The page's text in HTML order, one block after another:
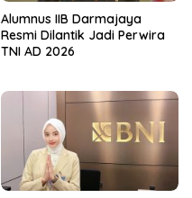
Alumnus IIB Darmajaya
Resmi Dilantik Jadi Perwira
TNI AD 2026